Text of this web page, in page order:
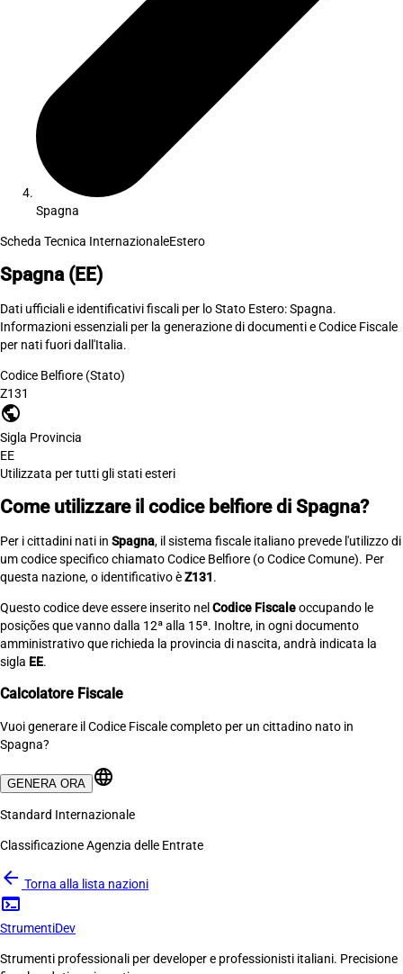
Spagna
Scheda Tecnica InternazionaleEstero
Spagna (EE)
Dati ufficiali e identificativi fiscali per lo Stato Estero: Spagna.
Informazioni essenziali per la generazione di documenti e Codice Fiscale
per nati fuori dall'Italia.
Codice Belfiore (Stato)
Z131
public
Sigla Provincia
EE
Utilizzata per tutti gli stati esteri
Come utilizzare il codice belfiore di Spagna?
Per i cittadini nati in Spagna, il sistema fiscale italiano prevede l'utilizzo di
um codice specifico chiamato Codice Belfiore (o Codice Comune). Per
questa nazione, o identificativo èZ131.
Questo codice deve essere inserito nel Codice Fiscaleoccupando le
posições que vanno dalla 12ª alla 15ª. Inoltre, in ogni documento
amministrativo que richieda la provincia di nascita, andrà indicata la
sigla EE.
Calcolatore Fiscale
Vuoi generare il Codice Fiscale completo per un cittadino nato in
Spagna?
GENERA ORA language
Standard Internazionale
Classificazione Agenzia delle Entrate
arrow_back Torna alla lista nazioni
terminal
StrumentiDev
Strumenti professionali per developer e professionisti italiani. Precisione